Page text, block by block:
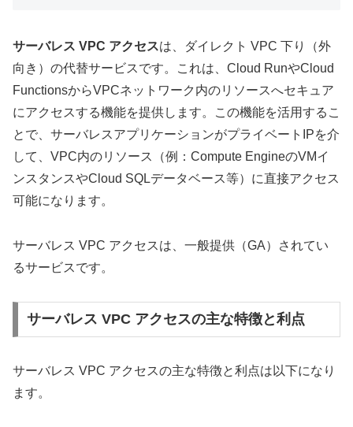
サーバレス VPC アクセスは、ダイレクト VPC 下り（外
向き）の代替サービスです。これは、Cloud RunやCloud
FunctionsからVPCネットワーク内のリソースへセキュア
にアクセスする機能を提供します。この機能を活用するこ
とで、サーバレスアプリケーションがプライベートIPを介
して、VPC内のリソース（例：Compute EngineのVMイ
ンスタンスやCloud SQLデータベース等）に直接アクセス
可能になります。
サーバレス VPC アクセスは、一般提供（GA）されてい
るサービスです。
サーバレス VPC アクセスの主な特徴と利点
サーバレス VPC アクセスの主な特徴と利点は以下になり
ます。